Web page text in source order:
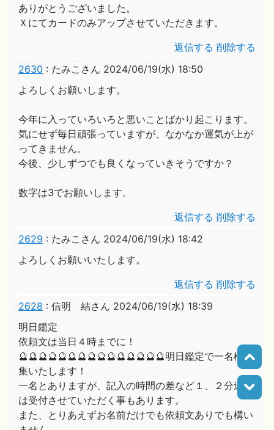
ありがとうございました。
Ｘにてカードのみアップさせていただきます。
返信する 削除する
2630 : たみこさん 2024/06/19(水) 18:50
よろしくお願いします。
今年に入っていろいろと悪いことばかり起こります。
気にせず毎日頑張っていますが、なかなか運気が上が
ってきません。
今後、少しずつでも良くなっていきそうですか？
数字は3でお願いします。
返信する 削除する
2629 : たみこさん 2024/06/19(水) 18:42
よろしくお願いいたします。
返信する 削除する
2628 : 信明 結さん 2024/06/19(水) 18:39
明日鑑定
依頼文は当日４時までに！
🔮🔮🔮🔮🔮🔮🔮🔮🔮🔮🔮🔮🔮🔮🔮明日鑑定で一名様募
集いたします！
一名とありますが、記入の時間の差など１、２分違い
は受付させていただく事もあります。
また、とりあえずお名前だけでも依頼文ありでも構い